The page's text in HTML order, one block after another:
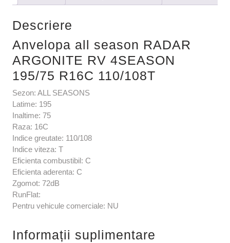
Descriere
Anvelopa all season RADAR
ARGONITE RV 4SEASON
195/75 R16C 110/108T
Sezon: ALL SEASONS
Latime: 195
Inaltime: 75
Raza: 16C
Indice greutate: 110/108
Indice viteza: T
Eficienta combustibil: C
Eficienta aderenta: C
Zgomot: 72dB
RunFlat:
Pentru vehicule comerciale: NU
Informații suplimentare